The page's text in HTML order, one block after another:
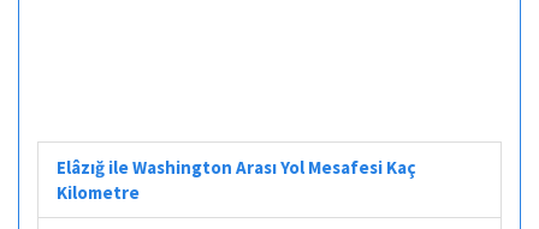
Elâzığ ile Washington Arası Yol Mesafesi Kaç
Kilometre